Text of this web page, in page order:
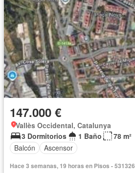
147.000 €
Vallès Occidental, Catalunya
3 Dormitorios
1 Baño
78 m²
Balcón
Ascensor
Hace 3 semanas, 19 horas en Pisos - 531326